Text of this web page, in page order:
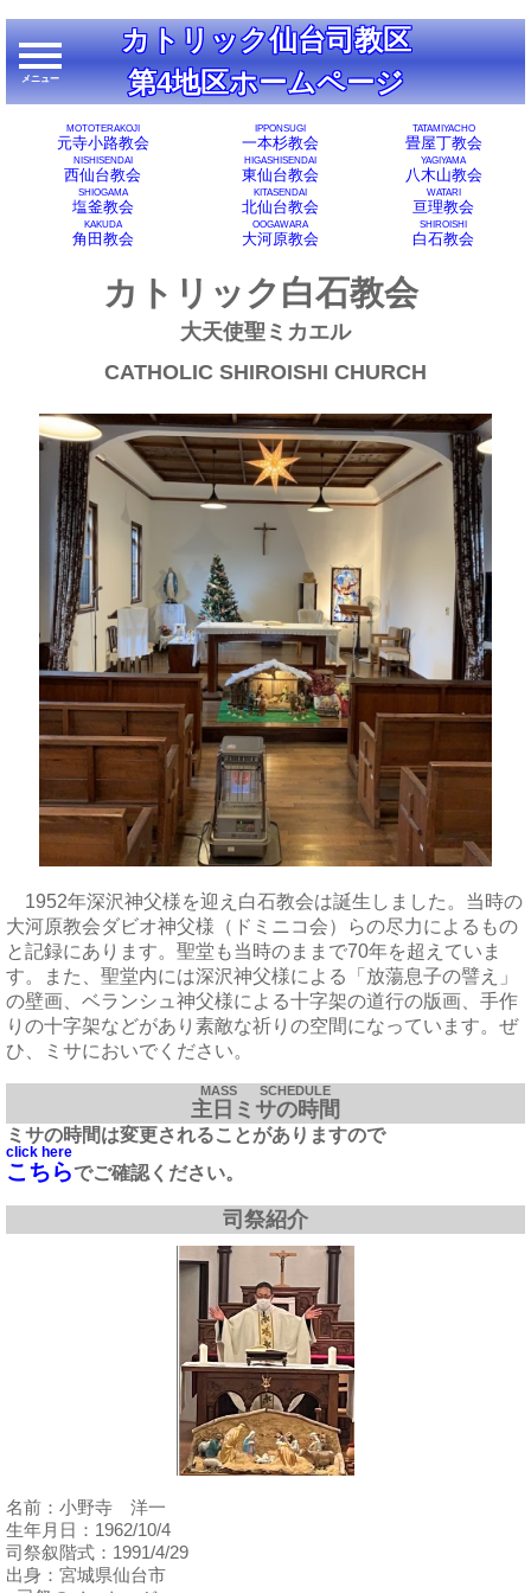
カトリック仙台司教区
第4地区ホームページ
メニュー
メニュー
元寺小路教会
MOTOTERAKOJI
一本杉教会
IPPONSUGI
畳屋丁教会
TATAMIYACHO
西仙台教会
NISHISENDAI
東仙台教会
HIGASHISENDAI
八木山教会
YAGIYAMA
塩釜教会
SHIOGAMA
北仙台教会
KITASENDAI
亘理教会
WATARI
角田教会
KAKUDA
大河原教会
OOGAWARA
白石教会
SHIROISHI
カトリック白石教会
大天使聖ミカエル
CATHOLIC SHIROISHI CHURCH
1952年深沢神父様を迎え白石教会は誕生しました。当時の
大河原教会ダビオ神父様（ドミニコ会）らの尽力によるもの
と記録にあります。聖堂も当時のままで70年を超えていま
す。また、聖堂内には深沢神父様による「放蕩息子の譬え」
の壁画、ベランシュ神父様による十字架の道行の版画、手作
りの十字架などがあり素敵な祈りの空間になっています。ぜ
ひ、ミサにおいでください。
主日ミサの時間
MASS SCHEDULE
ミサの時間は変更されることがありますので
こちら
click here
でご確認ください。
司祭紹介
名前：小野寺 洋一
生年月日：1962/10/4
司祭叙階式：1991/4/29
出身：宮城県仙台市